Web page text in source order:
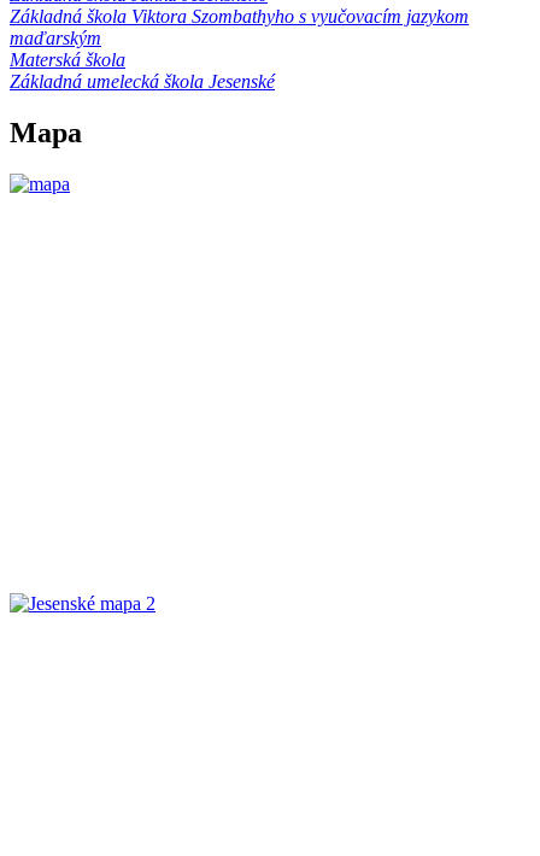
Základná škola Viktora Szombathyho s vyučovacím jazykom
maďarským
Materská škola
Základná umelecká škola Jesenské
Mapa